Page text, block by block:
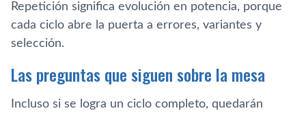
Repetición significa evolución en potencia, porque
cada ciclo abre la puerta a errores, variantes y
selección.
Las preguntas que siguen sobre la mesa
Incluso si se logra un ciclo completo, quedarán